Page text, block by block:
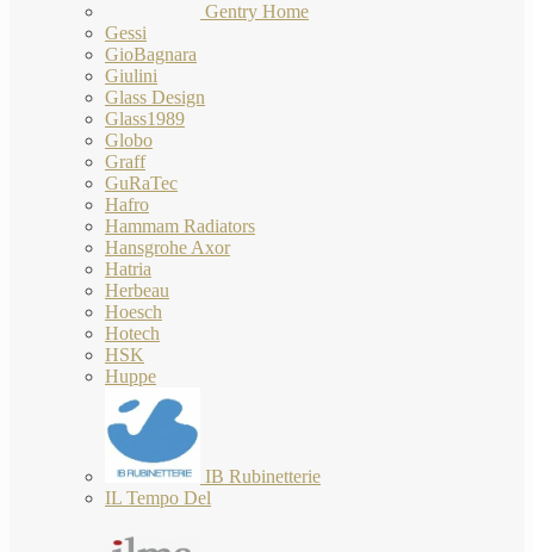
Gentry Home
Gessi
GioBagnara
Giulini
Glass Design
Glass1989
Globo
Graff
GuRaTec
Hafro
Hammam Radiators
Hansgrohe Axor
Hatria
Herbeau
Hoesch
Hotech
HSK
Huppe
IB Rubinetterie
IL Tempo Del